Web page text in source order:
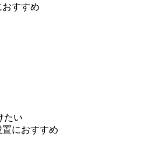
すすめ
たい
におすすめ